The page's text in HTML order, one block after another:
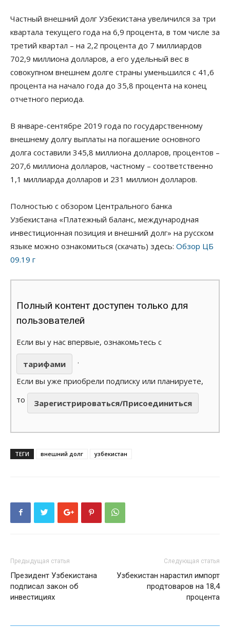
Частный внешний долг Узбекистана увеличился за три
квартала текущего года на 6,9 процента, в том числе за
третий квартал – на 2,2 процента до 7 миллиардов
702,9 миллиона долларов, а его удельный вес в
совокупном внешнем долге страны уменьшился с 41,6
процента на начало года до 35,8 процента на конец
отчетного периода.
В январе-сентябре 2019 года по государственному
внешнему долгу выплаты на погашение основного
долга составили 345,8 миллиона долларов, процентов –
207,6 миллиона долларов, частному – соответственно
1,1 миллиарда долларов и 231 миллион долларов.
Полностью с обзором Центрального банка
Узбекистана «Платежный баланс, международная
инвестиционная позиция и внешний долг» на русском
языке можно ознакомиться (скачать) здесь: Обзор ЦБ
09.19 г
Полный контент доступен только для
пользователей
Если вы у нас впервые, ознакомьтесь с
тарифами
.
Если вы уже приобрели подписку или планируете,
то
Зарегистрироваться/Присоединиться
ТЕГИ внешний долг узбекистан
Предыдущая статья
Президент Узбекистана
подписал закон об
инвестициях
Следующая статья
Узбекистан нарастил импорт
продтоваров на 18,4
процента